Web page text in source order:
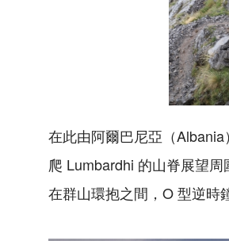
在此由阿爾巴尼亞（Albania
爬 Lumbardhi 的山脊展望
在群山環抱之間， O型逆時